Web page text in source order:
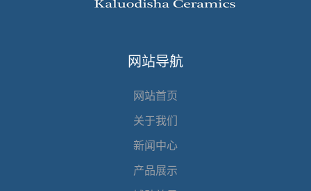
网站导航
网站首页
关于我们
新闻中心
产品展示